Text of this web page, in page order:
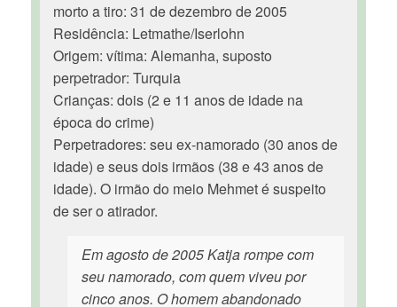
morto a tiro: 31 de dezembro de 2005
Residência: Letmathe/Iserlohn
Origem: vítima: Alemanha, suposto
perpetrador: Turquia
Crianças: dois (2 e 11 anos de idade na
época do crime)
Perpetradores: seu ex-namorado (30 anos de
idade) e seus dois irmãos (38 e 43 anos de
idade). O irmão do meio Mehmet é suspeito
de ser o atirador.
Em agosto de 2005 Katja rompe com
seu namorado, com quem viveu por
cinco anos. O homem abandonado